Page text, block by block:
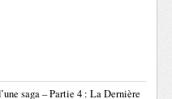
saga – Partie 4 : La Dernière